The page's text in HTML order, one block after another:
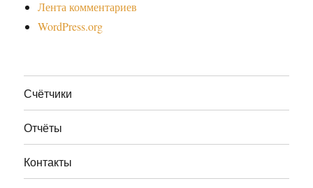
Лента комментариев
WordPress.org
Счётчики
Отчёты
Контакты